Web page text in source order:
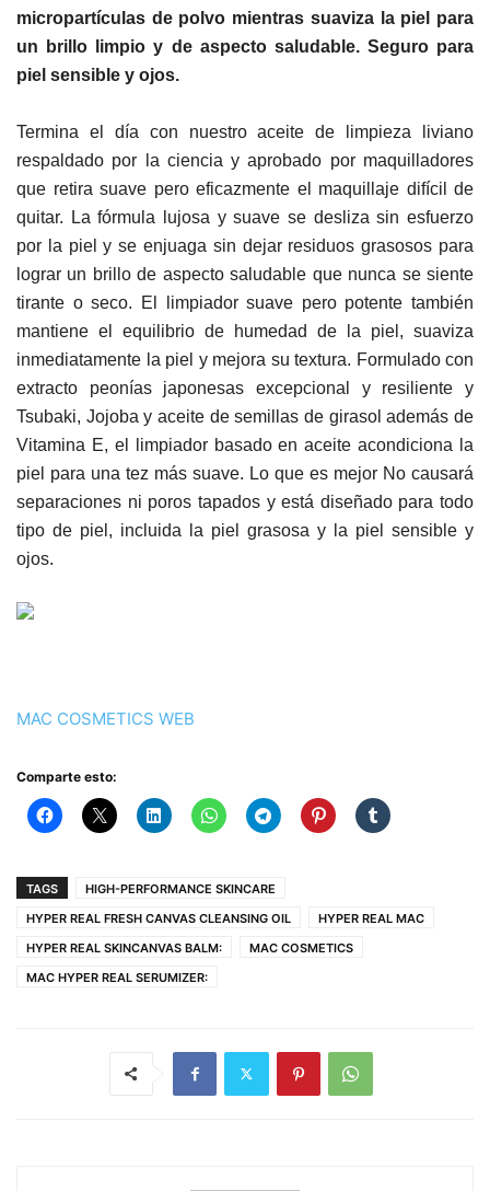
micropartículas de polvo mientras suaviza la piel para
un brillo limpio y de aspecto saludable. Seguro para
piel sensible y ojos.
Termina el día con nuestro aceite de limpieza liviano
respaldado por la ciencia y aprobado por maquilladores
que retira suave pero eficazmente el maquillaje difícil de
quitar. La fórmula lujosa y suave se desliza sin esfuerzo
por la piel y se enjuaga sin dejar residuos grasosos para
lograr un brillo de aspecto saludable que nunca se siente
tirante o seco. El limpiador suave pero potente también
mantiene el equilibrio de humedad de la piel, suaviza
inmediatamente la piel y mejora su textura. Formulado con
extracto peonías japonesas excepcional y resiliente y
Tsubaki, Jojoba y aceite de semillas de girasol además de
Vitamina E, el limpiador basado en aceite acondiciona la
piel para una tez más suave. Lo que es mejor No causará
separaciones ni poros tapados y está diseñado para todo
tipo de piel, incluida la piel grasosa y la piel sensible y
ojos.
MAC COSMETICS WEB
Comparte esto:
TAGS
HIGH-PERFORMANCE SKINCARE
HYPER REAL FRESH CANVAS CLEANSING OIL
HYPER REAL MAC
HYPER REAL SKINCANVAS BALM:
MAC COSMETICS
MAC HYPER REAL SERUMIZER: